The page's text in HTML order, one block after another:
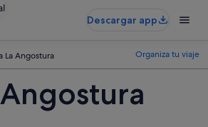
Descargar app
La Angostura Organiza tu viaje